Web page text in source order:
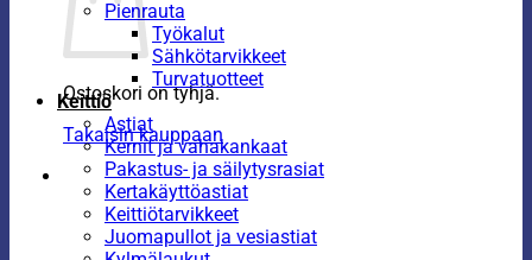
Ostoskori on tyhjä.
Takaisin kauppaan
Pienrauta
Työkalut
Sähkötarvikkeet
Turvatuotteet
Keittiö
Astiat
Kernit ja vahakankaat
Pakastus- ja säilytysrasiat
Kertakäyttöastiat
Keittiötarvikkeet
Juomapullot ja vesiastiat